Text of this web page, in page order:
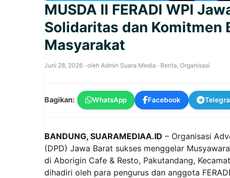
MUSDA II FERADI WPI
Solidaritas dan Komitmen
Masyarakat
Juni 28, 2026 · oleh Admin Suara Media · Berita Organisasi
Bagikan: WhatsApp Facebook
BANDUNG, SUARAMEDIAA.ID – Organisasi
(DPD) Jawa Barat sukses menggelar
di Aborigin Cafe & Resto, Pakutandang,
dihadiri oleh para pengurus dan anggota